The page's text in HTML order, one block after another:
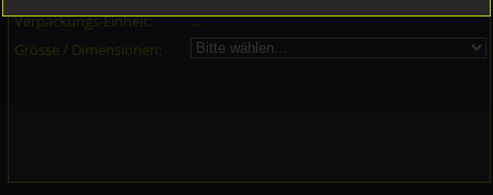
Verpackungs-Einheit:
...
Grösse / Dimensionen: